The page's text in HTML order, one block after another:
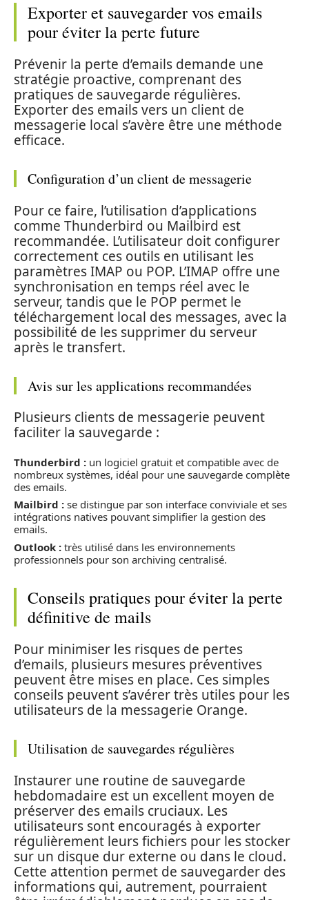
Exporter et sauvegarder vos emails
pour éviter la perte future
Prévenir la perte d’emails demande une
stratégie proactive, comprenant des
pratiques de sauvegarde régulières.
Exporter des emails vers un client de
messagerie local s’avère être une méthode
efficace.
Configuration d’un client de messagerie
Pour ce faire, l’utilisation d’applications
comme Thunderbird ou Mailbird est
recommandée. L’utilisateur doit configurer
correctement ces outils en utilisant les
paramètres IMAP ou POP. L’IMAP offre une
synchronisation en temps réel avec le
serveur, tandis que le POP permet le
téléchargement local des messages, avec la
possibilité de les supprimer du serveur
après le transfert.
Avis sur les applications recommandées
Plusieurs clients de messagerie peuvent
faciliter la sauvegarde :
Thunderbird : un logiciel gratuit et compatible avec de
nombreux systèmes, idéal pour une sauvegarde complète
des emails.
Mailbird : se distingue par son interface conviviale et ses
intégrations natives pouvant simplifier la gestion des
emails.
Outlook : très utilisé dans les environnements
professionnels pour son archiving centralisé.
Conseils pratiques pour éviter la perte
définitive de mails
Pour minimiser les risques de pertes
d’emails, plusieurs mesures préventives
peuvent être mises en place. Ces simples
conseils peuvent s’avérer très utiles pour les
utilisateurs de la messagerie Orange.
Utilisation de sauvegardes régulières
Instaurer une routine de sauvegarde
hebdomadaire est un excellent moyen de
préserver des emails cruciaux. Les
utilisateurs sont encouragés à exporter
régulièrement leurs fichiers pour les stocker
sur un disque dur externe ou dans le cloud.
Cette attention permet de sauvegarder des
informations qui, autrement, pourraient